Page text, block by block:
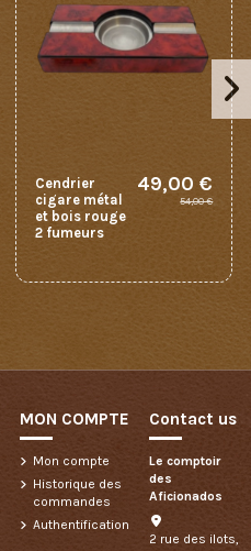
Cendrier
cigare métal
et bois rouge
2 fumeurs
49,00 €
54,00 €
MON COMPTE
Mon compte
Historique des
commandes
Authentification
Contact us
Le comptoir
des
Aficionados
2 rue des ilots,